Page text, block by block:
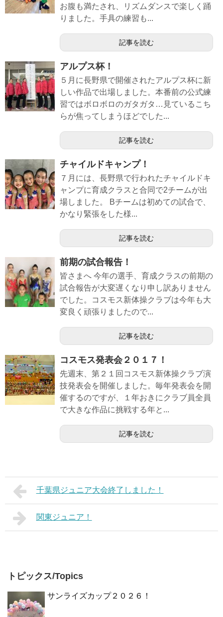
お腹も満たされ、リズムダンスで楽しく踊
りました。手具の練習も...
記事を読む
アルプス杯！
５月に長野県で開催されたアルプス杯に新
しい作品で出場しました。本番前の公式練
習ではボロボロのガタガタ…見ているこち
らが焦ってしまうほどでした...
記事を読む
チャイルドキャンプ！
７月には、長野県で行われたチャイルドキ
ャンプに育成クラスと合同で2チームが出
場しました。 Bチームは初めての試合で、
かなり緊張をした様...
記事を読む
前期の試合報告！
皆さまへ 今年の選手、育成クラスの前期の
試合報告が大変遅くなり申し訳ありません
でした。コスモス新体操クラブは今年も大
変良く頑張りましたので...
記事を読む
コスモス発表会２０１７！
先週末、第２１回コスモス新体操クラブ演
技発表会を開催しました。毎年発表会を開
催するのですが、１年おきにクラブ員全員
で大きな作品に挑戦する年と...
記事を読む
千葉県ジュニア大会終了しました！
関東ジュニア！
トピックス/Topics
サンライズカップ２０２６！